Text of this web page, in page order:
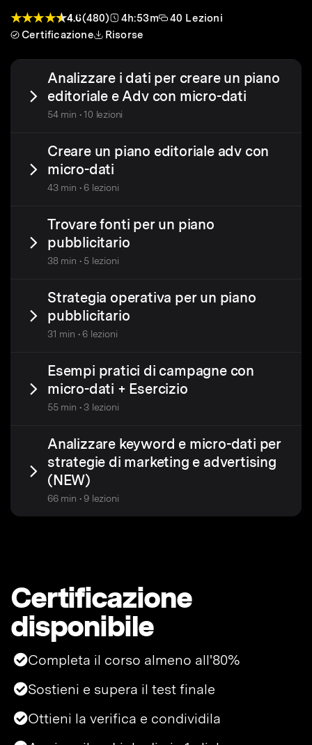
4.6(480) 4h:53m
40 Lezioni
Certificazione
Risorse
Analizzare i dati per creare un piano
editoriale e Adv con micro-dati
54 min • 10 lezioni
Creare un piano editoriale adv con
micro-dati
43 min • 6 lezioni
Trovare fonti per un piano
pubblicitario
38 min • 5 lezioni
Strategia operativa per un piano
pubblicitario
31 min • 6 lezioni
Esempi pratici di campagne con
micro-dati + Esercizio
55 min • 3 lezioni
Analizzare keyword e micro-dati per
strategie di marketing e advertising
(NEW)
66 min • 9 lezioni
Certificazione
disponibile
Completa il corso almeno all'80%
Sostieni e supera il test finale
Ottieni la verifica e condividila